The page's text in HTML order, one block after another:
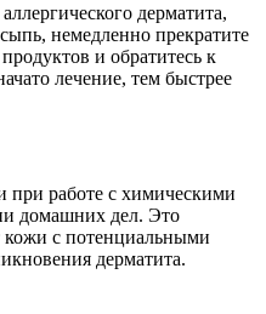
дерматита,
немедленно прекратите
и обратитесь к
лечение, тем быстрее
при работе с химическими
домашних дел. Это
кожи с потенциальными
дерматита.